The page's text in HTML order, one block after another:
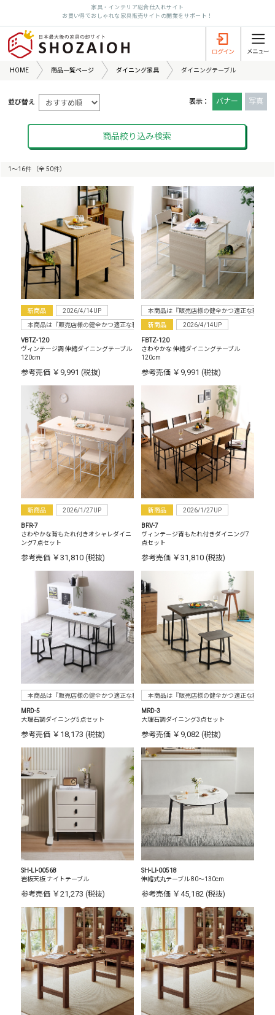
家具・インテリア総合仕入れサイト
お買い得でおしゃれな家具販売サイトの開業をサポート！
HOME 商品一覧ページ ダイニング家具 ダイニングテーブル
表示： バナー 写真
並び替え
商品絞り込み検索
1〜16件 （全 50件）
新商品 2026/4/14UP
本商品は『販売店様の健全かつ適正な利益確保のため指定価格制度に準拠した販売』をお
VBTZ-120
ヴィンテージ調 伸縮ダイニングテーブル
120cm
参考売価 ￥9,991 (税抜)
本商品は『販売店様の健全かつ適正な利益確
新商品 2026/4/14UP
FBTZ-120
さわやかな 伸縮ダイニングテーブル
120cm
参考売価 ￥9,991 (税抜)
新商品 2026/1/27UP
BFR-7
さわやかな背もたれ付きオシャレダイニ
ング7点セット
参考売価 ￥31,810 (税抜)
新商品 2026/1/27UP
BRV-7
ヴィンテージ背もたれ付きダイニング7
点セット
参考売価 ￥31,810 (税抜)
本商品は『販売店様の健全かつ適正な利益確保のため指定価格制度に準拠した販売』をお
MRD-5
大理石調ダイニング5点セット
参考売価 ￥18,173 (税抜)
本商品は『販売店様の健全かつ適正な利益確
MRD-3
大理石調ダイニング3点セット
参考売価 ￥9,082 (税抜)
SH-LI-00568
岩板天板 ナイトテーブル
参考売価 ￥21,273 (税抜)
SH-LI-00518
伸縮式丸テーブル 80～130cm
参考売価 ￥45,182 (税抜)